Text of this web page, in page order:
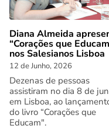
Diana Almeida
“Corações que
nos Salesianos Lisboa
12 de Junho, 2026
Dezenas de pessoas
assistiram no dia 8 de
em Lisboa, ao
do livro “Corações que
Educam".